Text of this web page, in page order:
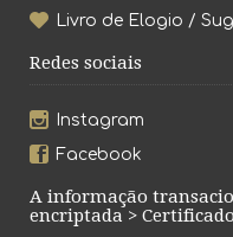
Livro de Elogio /
Redes sociais
Instagram
Facebook
A informação
encriptada > Certificado